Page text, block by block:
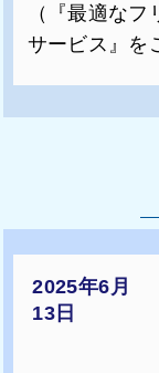
（『最適な
サービス』を
2025年6月
13日